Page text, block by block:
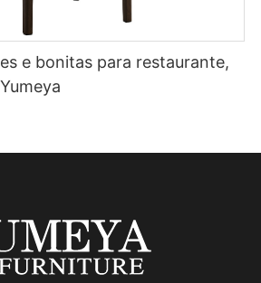
e bonitas para restaurante,